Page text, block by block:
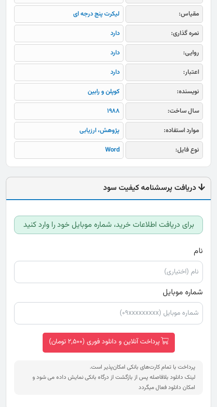
مقیاس:
لیکرت پنج درجه ای
نمره گذاری:
دارد
روایی:
دارد
اعتبار:
دارد
نویسنده:
کوپلن و رابین
سال ساخت:
1988
موارد استفاده:
پژوهش، ارزیابی
نوع فایل:
Word
دریافت پرسشنامه کیفیت سود
برای دریافت اطلاعات خرید، شماره موبایل خود را وارد کنید
نام
شماره موبایل
پرداخت آنلاین و دانلود فوری (2,500 تومان)
پرداخت با تمام کارت‌های بانکی امکان‌پذیر است.
لینک دانلود بلافاصله پس از بازگشت از درگاه بانکی نمایش داده می شود و
امکان دانلود فعال میگردد